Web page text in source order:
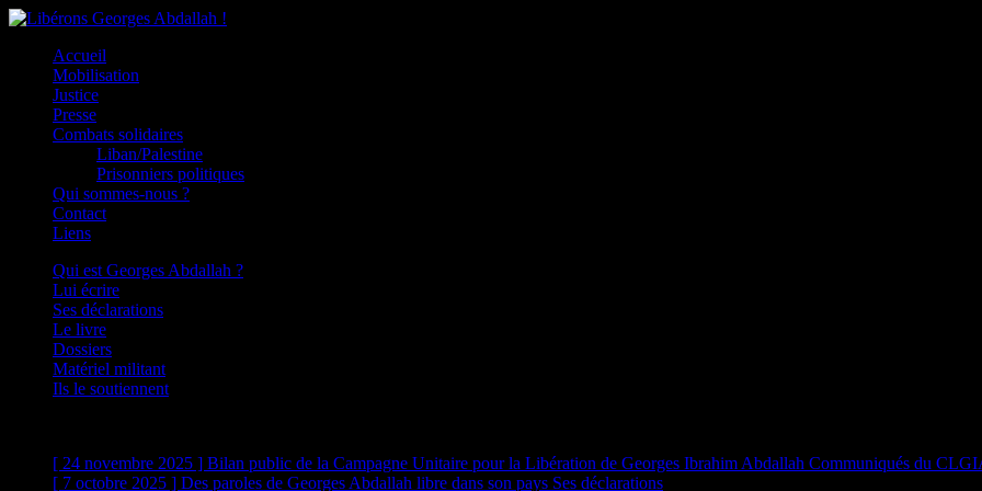
Accueil
Mobilisation
Justice
Presse
Combats solidaires
Liban/Palestine
Prisonniers politiques
Qui sommes-nous ?
Contact
Liens
Qui est Georges Abdallah ?
Lui écrire
Ses déclarations
Le livre
Dossiers
Matériel militant
Ils le soutiennent
[ 24 novembre 2025 ] Bilan public de la Campagne Unitaire pour la Libération de Georges Ibrahim Abdallah Communiqués du
[ 7 octobre 2025 ] Des paroles de Georges Abdallah libre dans son pays Ses déclarations